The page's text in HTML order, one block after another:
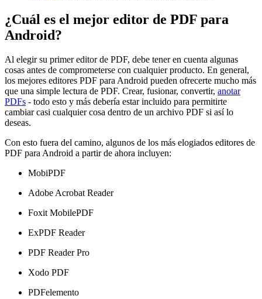
¿Cuál es el mejor editor de PDF para
Android?
Al elegir su primer editor de PDF, debe tener en cuenta algunas
cosas antes de comprometerse con cualquier producto. En general,
los mejores editores PDF para Android pueden ofrecerte mucho más
que una simple lectura de PDF. Crear, fusionar, convertir, anotar
PDFs - todo esto y más debería estar incluido para permitirte
cambiar casi cualquier cosa dentro de un archivo PDF si así lo
deseas.
Con esto fuera del camino, algunos de los más elogiados editores de
PDF para Android a partir de ahora incluyen:
MobiPDF
Adobe Acrobat Reader
Foxit MobilePDF
ExPDF Reader
PDF Reader Pro
Xodo PDF
PDFelemento